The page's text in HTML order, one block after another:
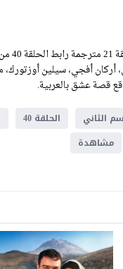
أركان أفجي، سيلين
الثاني الحلقة 40
مشاهدة